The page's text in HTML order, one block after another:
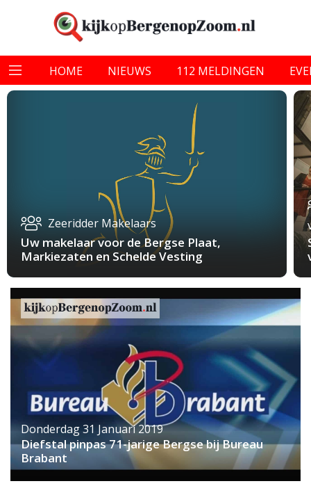
HOME NIEUWS 112 MELDINGEN
Zeeridder Makelaars
Uw makelaar voor de Bergse Plaat,
Markiezaten en Schelde Vesting
Donderdag 31 Januari 2019
Diefstal pinpas 71-jarige Bergse bij Bureau
Brabant